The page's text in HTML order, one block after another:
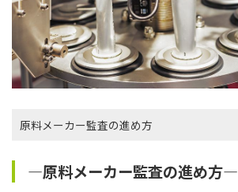
原料メーカー監査の進め方
―原料メーカー監査の進め方―